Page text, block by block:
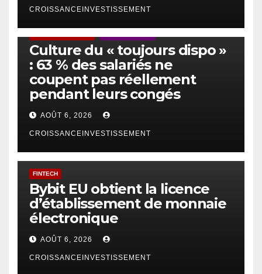
CROISSANCEINVESTISSEMENT
Culture du « toujours dispo »
: 63 % des salariés ne
coupent pas réellement
pendant leurs congés
AOÛT 6, 2026
CROISSANCEINVESTISSEMENT
FINTECH
Bybit EU obtient la licence
d’établissement de monnaie
électronique
AOÛT 6, 2026
CROISSANCEINVESTISSEMENT